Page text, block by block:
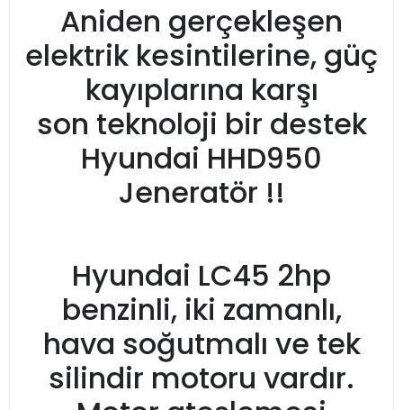
Aniden gerçekleşen
elektrik kesintilerine, güç
kayıplarına karşı
son teknoloji bir destek
Hyundai HHD950
Jeneratör !!
Hyundai LC45 2hp
benzinli, iki zamanlı,
hava soğutmalı ve tek
silindir motoru vardır.